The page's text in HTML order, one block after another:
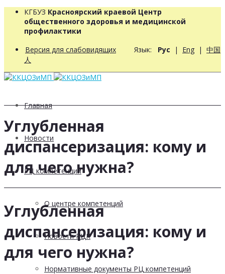
КГБУЗ Красноярский краевой Центр
общественного здоровья и медицинской
профилактики
Версия для слабовидящих Язык: Рус | Eng | 中国
人
Главная
Новости
РЦ компетенций
О центре компетенций
Новости РЦК
Нормативные документы РЦ компетенций
Углубленная
диспансеризация: кому и
для чего нужна?
Углубленная
диспансеризация: кому и
для чего нужна?